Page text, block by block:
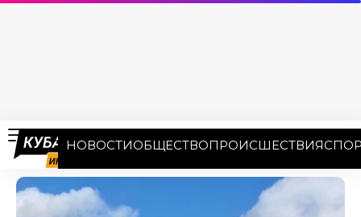
НОВОСТИОБЩЕСТВОПРОИСШЕСТВИЯ